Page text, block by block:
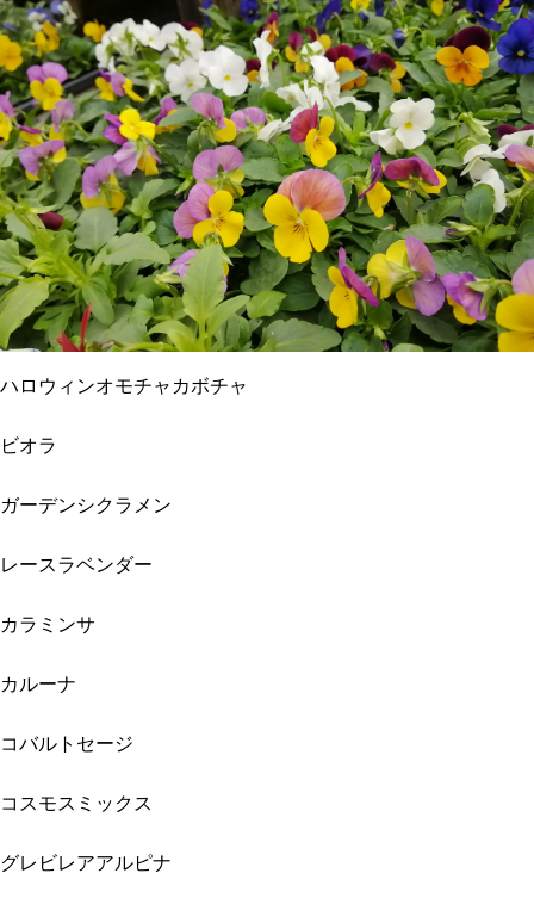
ハロウィンオモチャカボチャ
ビオラ
ガーデンシクラメン
レースラベンダー
カラミンサ
カルーナ
コバルトセージ
コスモスミックス
グレビレアアルピナ